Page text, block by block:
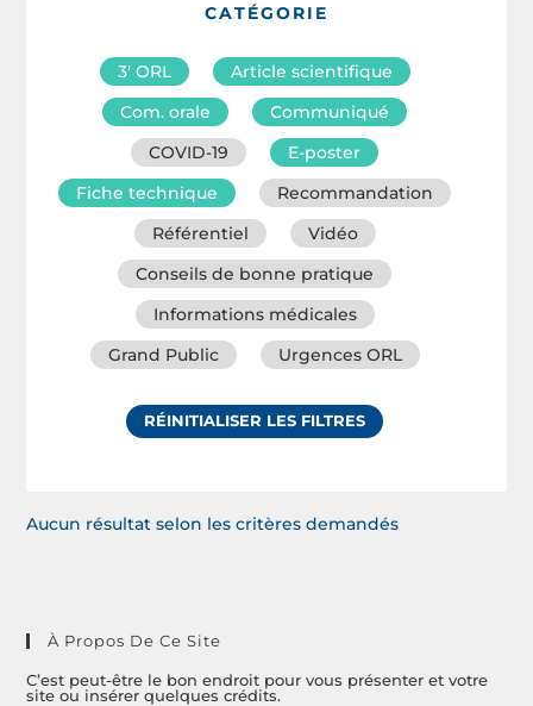
CATÉGORIE
3′ ORL
Article scientifique
Com. orale
Communiqué
COVID-19
E-poster
Fiche technique
Recommandation
Référentiel
Vidéo
Conseils de bonne pratique
Informations médicales
Grand Public
Urgences ORL
RÉINITIALISER LES FILTRES
Aucun résultat selon les critères demandés
À Propos De Ce Site
C’est peut-être le bon endroit pour vous présenter et votre
site ou insérer quelques crédits.